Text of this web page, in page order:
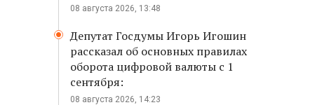
08 августа 2026, 13:48
Депутат Госдумы Игорь Игошин
рассказал об основных правилах
оборота цифровой валюты с 1
сентября:
08 августа 2026, 14:23